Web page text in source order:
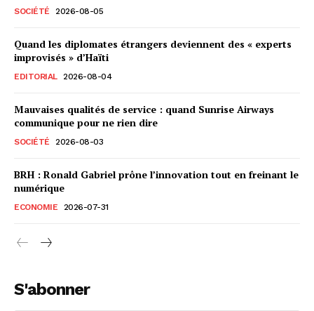
SOCIÉTÉ 2026-08-05
Quand les diplomates étrangers deviennent des « experts
improvisés » d’Haïti
EDITORIAL 2026-08-04
Mauvaises qualités de service : quand Sunrise Airways
communique pour ne rien dire
SOCIÉTÉ 2026-08-03
BRH : Ronald Gabriel prône l’innovation tout en freinant le
numérique
ECONOMIE 2026-07-31
S'abonner